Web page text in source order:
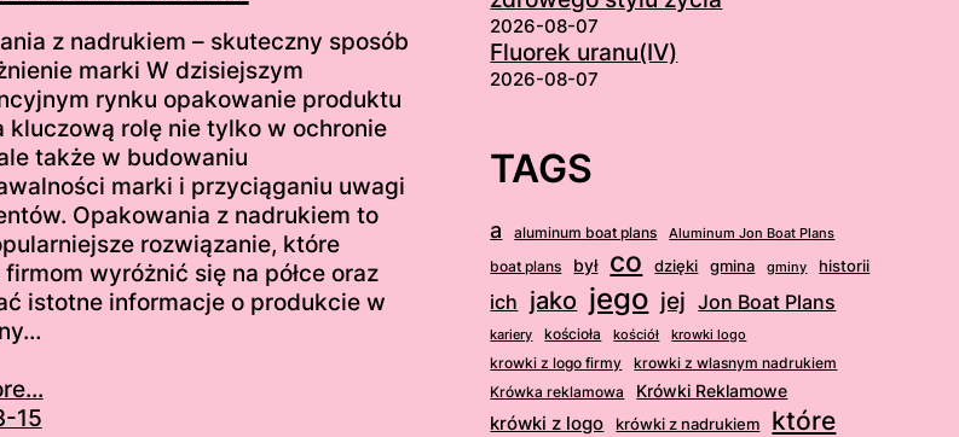
z nadrukiem – skuteczny sposób
marki W dzisiejszym
rynku opakowanie produktu
kluczową rolę nie tylko w ochronie
także w budowaniu
marki i przyciąganiu uwagi
Opakowania z nadrukiem to
rozwiązanie, które
wyróżnić się na półce oraz
istotne informacje o produkcie w
15
2026-08-07
Fluorek uranu(IV)
2026-08-07
TAGS
a aluminum boat plans Aluminum Jon Boat Plans
boat plans był co dzięki gmina gminy historii
ich jako jego jej Jon Boat Plans
kariery kościoła kościół krowki logo
krowki z logo firmy
krowki z wlasnym nadrukiem
Krówka reklamowa
Krówki Reklamowe
krówki z logo krówki z nadrukiem które